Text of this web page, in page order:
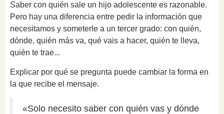
Saber con quién sale un hijo adolescente es razonable.
Pero hay una diferencia entre pedir la información que
necesitamos y someterle a un tercer grado: con quién,
dónde, quién más va, qué vais a hacer, quién te lleva,
quién te trae...
Explicar por qué se pregunta puede cambiar la forma en
la que recibe el mensaje.
«Solo necesito saber con quién vas y dónde